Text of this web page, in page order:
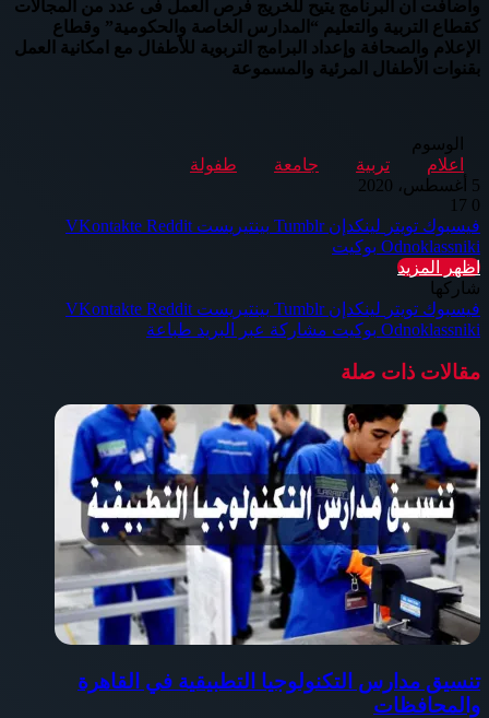
وأضافت أن البرنامج يتيح للخريج فرص العمل فى عدد من المجالات
كقطاع التربية والتعليم “المدارس الخاصة والحكومية” وقطاع
الإعلام والصحافة وإعداد البرامج التربوية للأطفال مع امكانية العمل
بقنوات الأطفال المرئية والمسموعة
الوسوم
اعلام
تربية جامعة
طفولة
5 أغسطس، 2020
0
فيسبوك تويتر لينكدإن بينتيريست
Odnoklassniki بوكيت
اظهر المزيد
شاركها
فيسبوك تويتر لينكدإن بينتيريست
Odnoklassniki بوكيت مشاركة عبر البريد طباعة
مقالات ذات صلة
تنسيق مدارس التكنولوجيا التطبيقية في القاهرة
والمحافظات